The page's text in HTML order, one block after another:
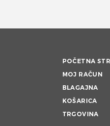
POČETNA
MOJ RAČUN
BLAGAJNA
KOŠARICA
TRGOVINA